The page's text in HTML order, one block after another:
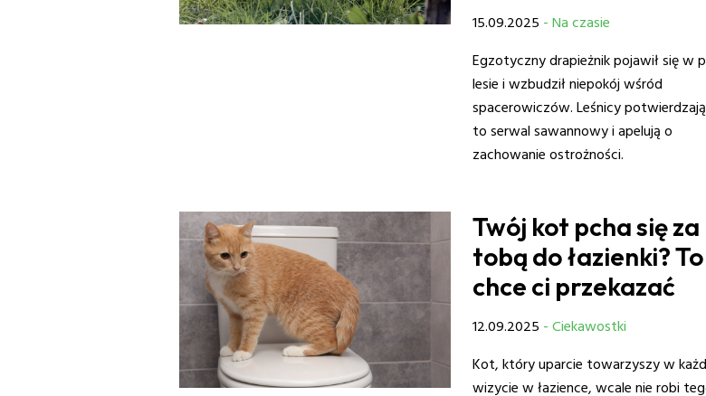
15.09.2025 - Na czasie
Egzotyczny drapieżnik pojawił się w
lesie i wzbudził niepokój wśród
spacerowiczów. Leśnicy
to serwal sawannowy i apelują o
zachowanie ostrożności.
Twój kot pcha się za
tobą do łazienki? To
chce ci przekazać
12.09.2025 - Ciekawostki
Kot, który uparcie towarzyszy w
wizycie w łazience, wcale nie robi